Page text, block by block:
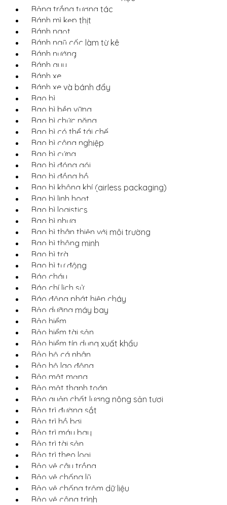
Bảng trắng tương tác
Bánh mì kẹp thịt
Bánh ngọt
Bánh ngũ cốc làm từ kê
Bánh nướng
Bánh quy
Bánh xe
Bánh xe và bánh đẩy
Bao bì
Bao bì bền vững
Bao bì chức năng
Bao bì có thể tái chế
Bao bì công nghiệp
Bao bì cứng
Bao bì đóng gói
Bao bì đồng hồ
Bao bì không khí (airless packaging)
Bao bì linh hoạt
Bao bì logistics
Bao bì nhựa
Bao bì thân thiện với môi trường
Bao bì thông minh
Bao bì trà
Bao bì tự động
Báo cháy
Báo chí lịch sử
Báo động phát hiện cháy
Bảo dưỡng máy bay
Bảo hiểm
Bảo hiểm tài sản
Bảo hiểm tín dụng xuất khẩu
Bảo hộ cá nhân
Bảo hộ lao động
Bảo mật mạng
Bảo mật thanh toán
Bảo quản chất lượng nông sản tươi
Bảo trì đường sắt
Bảo trì hồ bơi
Bảo trì máy bay
Bảo trì tài sản
Bảo trì theo loại
Bảo vệ cây trồng
Bảo vệ chống lũ
Bảo vệ chống trộm dữ liệu
Bảo vệ công trình